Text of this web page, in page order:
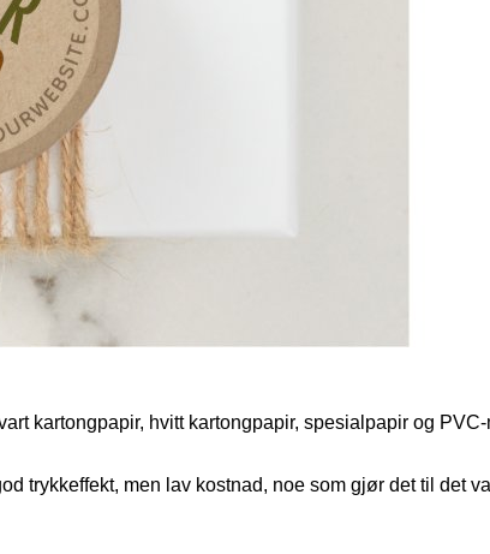
kartongpapir, hvitt kartongpapir, spesialpapir og
trykkeffekt, men lav kostnad, noe som gjør det til det